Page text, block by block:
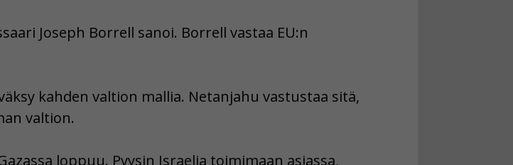
Joseph Borrell sanoi. Borrell vastaa EU:n
kahden valtion mallia. Netanjahu vastustaa sitä,
valtion.
loppuu. Pyysin Israelia toimimaan asiassa,